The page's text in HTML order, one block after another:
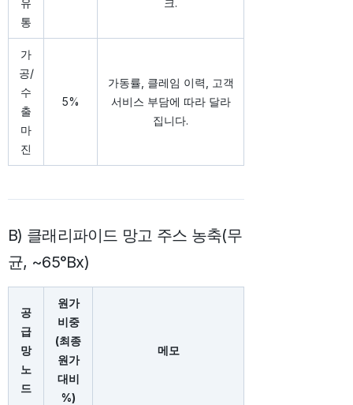
통
가
공/
수
출
마
진
5%
가동률, 클레임 이력, 고객
서비스 부담에 따라 달라
집니다.
B) 클래리파이드 망고 주스 농축(무
균, ~65°Bx)
공
급
망
노
드
원가
비중
(최종
원가
대비
%)
메모